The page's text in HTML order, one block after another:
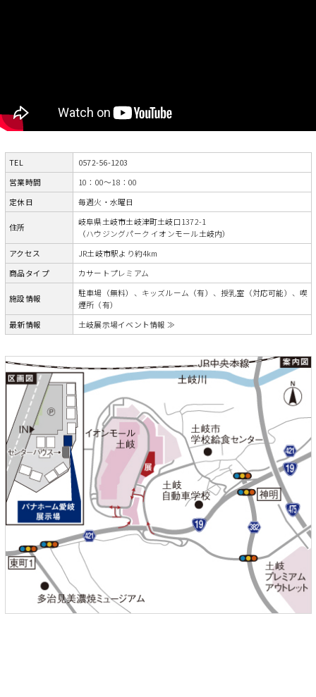
TEL
0572-56-1203
営業時間
10：00～18：00
定休日
毎週火・水曜日
住所
岐阜県土岐市土岐津町土岐口1372-1
（ハウジングパーク イオンモール土岐内）
アクセス
JR土岐市駅より約4km
商品タイプ
カサートプレミアム
施設情報
駐車場（無料）、キッズルーム（有）、授乳室（対応可能）、喫
煙所（有）
最新情報
土岐展示場イベント情報 ≫